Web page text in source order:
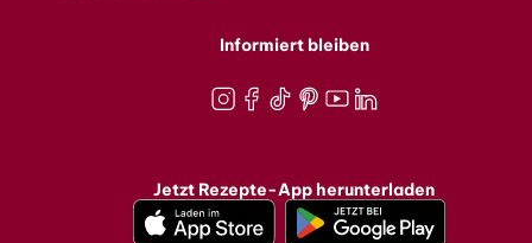
Informiert bleiben
Jetzt Rezepte-App herunterladen